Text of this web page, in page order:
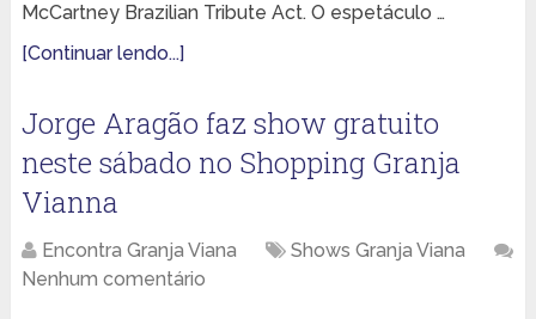
McCartney Brazilian Tribute Act. O espetáculo …
[Continuar lendo...]
Jorge Aragão faz show gratuito
neste sábado no Shopping Granja
Vianna
Encontra Granja Viana
Shows Granja Viana
Nenhum comentário